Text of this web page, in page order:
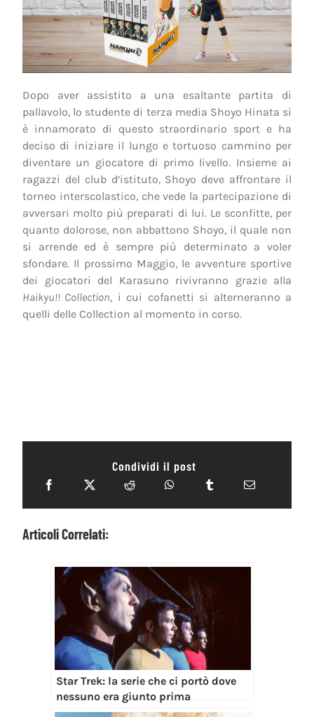
Dopo aver assistito a una esaltante partita di
pallavolo, lo studente di terza media Shoyo Hinata si
è innamorato di questo straordinario sport e ha
deciso di iniziare il lungo e tortuoso cammino per
diventare un giocatore di primo livello. Insieme ai
ragazzi del club d’istituto, Shoyo deve affrontare il
torneo interscolastico, che vede la partecipazione di
avversari molto più preparati di lui. Le sconfitte, per
quanto dolorose, non abbattono Shoyo, il quale non
si arrende ed è sempre più determinato a voler
sfondare. Il prossimo Maggio, le avventure sportive
dei giocatori del Karasuno rivivranno grazie alla
Haikyu!! Collection, i cui cofanetti si alterneranno a
quelli delle Collection al momento in corso.
Condividi il post
Articoli Correlati:
Star Trek: la serie che ci portò dove
nessuno era giunto prima